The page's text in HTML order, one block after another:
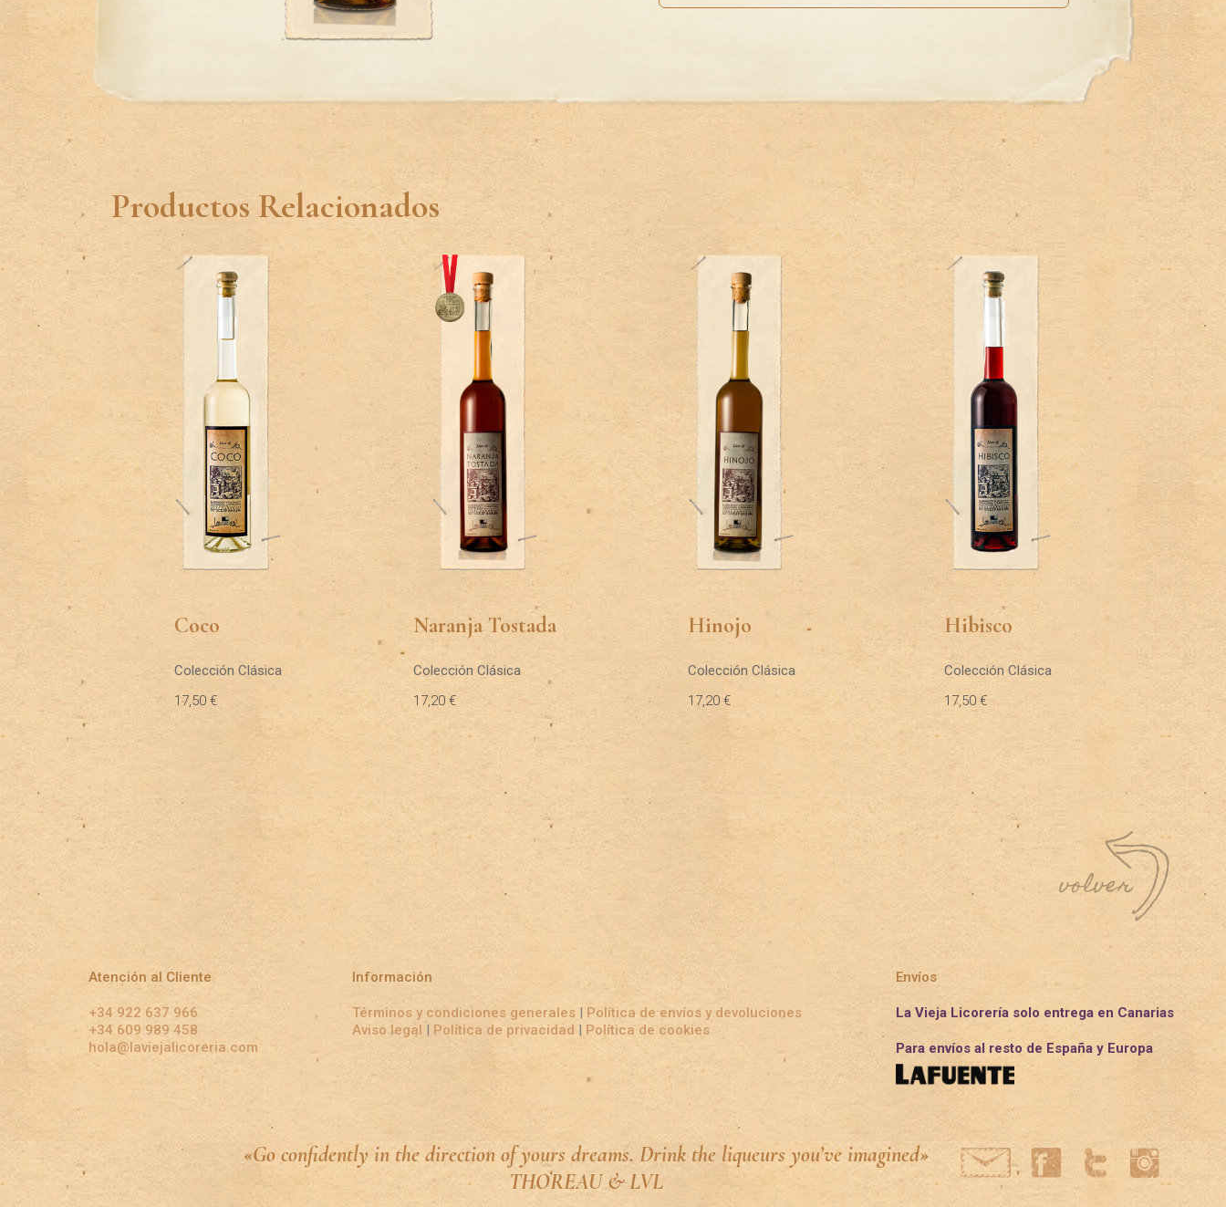
Productos Relacionados
Coco
Colección Clásica
17,50€
Naranja Tostada
Colección Clásica
17,20 €
Hinojo
Colección Clásica
17,20 €
Hibisco
Colección Clásica
17,50 €
Atención al Cliente
+34 922 637 966
+34 609 989 458
hola@laviejalicoreria.com
Información
Términos y condiciones generales | Política de envíos y devoluciones
Aviso legal | Política de privacidad | Política de cookies
Envíos
La Vieja Licorería solo entrega en Canarias
Para envíos al resto de España y Europa
«Go confidently in the direction of yours dreams. Drink the liqueurs you’ve imagined»
THOREAU & LVL